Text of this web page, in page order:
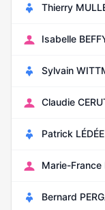
Thierry
Isabelle
Sylvain
Claudie
Patrick LÉDÉE
Marie-France
Bernard